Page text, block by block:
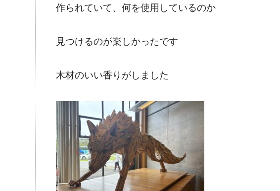
作られていて、何を使用しているのか
見つけるのが楽しかったです
木材のいい香りがしました